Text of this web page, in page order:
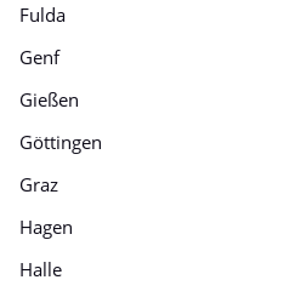
Fulda
Genf
Gießen
Göttingen
Graz
Hagen
Halle